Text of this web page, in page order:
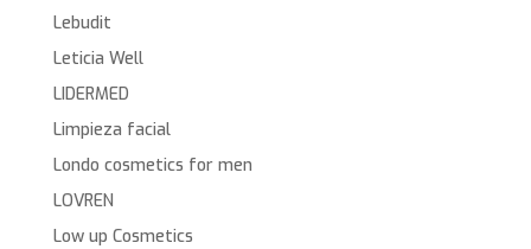
Lebudit
Leticia Well
LIDERMED
Limpieza facial
Londo cosmetics for men
LOVREN
Low up Cosmetics